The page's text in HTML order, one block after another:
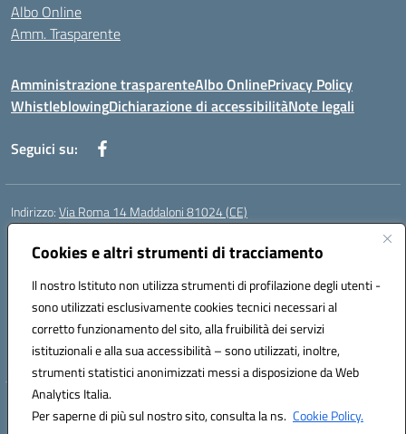
Cookies e altri strumenti di tracciamento
Il nostro Istituto non utilizza strumenti di profilazione degli utenti -
sono utilizzati esclusivamente cookies tecnici necessari al
corretto funzionamento del sito, alla fruibilità dei servizi
istituzionali e alla sua accessibilità – sono utilizzati, inoltre,
strumenti statistici anonimizzati messi a disposizione da Web
Analytics Italia.
Per saperne di più sul nostro sito, consulta la ns. Cookie Policy.
Albo Online
Amm. Trasparente
Amministrazione trasparenteAlbo OnlinePrivacy Policy
WhistleblowingDichiarazione di accessibilitàNote legali
Seguici su:
Indirizzo:Via Roma 14 Maddaloni 81024 (CE)
Centralino:
Posta elettronica certificata (PEC):ceic8an00r@pec.istruzione.it
Codice fiscale: 80006190617
Codice meccanografico:CEIC8AN00R
Codice Indice delle Pubbliche Amministrazioni (IPA): icmvce
Codice unico di fatturazione (CUF): UFORSV
Hosting & Powered by 3D Solution S.r.l.
Concept & Design by Designers Italia